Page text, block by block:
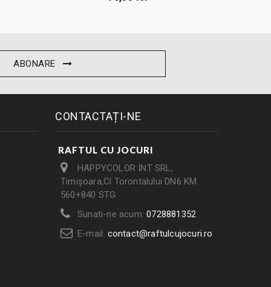
ABONARE
CONTACTAȚI-NE
RAFTUL CU JOCURI
HAPPYCOLOR INT SRL,
Timișoara,Cl Torontalului DN6 KM
560+840 STG
Sunati-ne acum:0728881352
E-mail: contact@raftulcujocuri.ro